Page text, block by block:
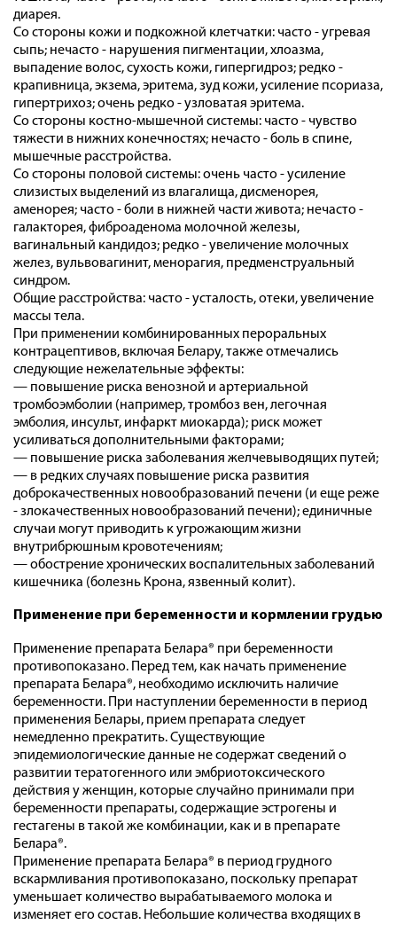
диарея.
Со стороны кожи и подкожной клетчатки: часто - угревая
сыпь; нечасто - нарушения пигментации, хлоазма,
выпадение волос, сухость кожи, гипергидроз; редко -
крапивница, экзема, эритема, зуд кожи, усиление псориаза,
гипертрихоз; очень редко - узловатая эритема.
Со стороны костно-мышечной системы: часто - чувство
тяжести в нижних конечностях; нечасто - боль в спине,
мышечные расстройства.
Со стороны половой системы: очень часто - усиление
слизистых выделений из влагалища, дисменорея,
аменорея; часто - боли в нижней части живота; нечасто -
галакторея, фиброаденома молочной железы,
вагинальный кандидоз; редко - увеличение молочных
желез, вульвовагинит, менорагия, предменструальный
синдром.
Общие расстройства: часто - усталость, отеки, увеличение
массы тела.
При применении комбинированных пероральных
контрацептивов, включая Белару, также отмечались
следующие нежелательные эффекты:
— повышение риска венозной и артериальной
тромбоэмболии (например, тромбоз вен, легочная
эмболия, инсульт, инфаркт миокарда); риск может
усиливаться дополнительными факторами;
— повышение риска заболевания желчевыводящих путей;
— в редких случаях повышение риска развития
доброкачественных новообразований печени (и еще реже
- злокачественных новообразований печени); единичные
случаи могут приводить к угрожающим жизни
внутрибрюшным кровотечениям;
— обострение хронических воспалительных заболеваний
кишечника (болезнь Крона, язвенный колит).
Применение при беременности и кормлении грудью
Применение препарата Белара® при беременности
противопоказано. Перед тем, как начать применение
препарата Белара®, необходимо исключить наличие
беременности. При наступлении беременности в период
применения Белары, прием препарата следует
немедленно прекратить. Существующие
эпидемиологические данные не содержат сведений о
развитии тератогенного или эмбриотоксического
действия у женщин, которые случайно принимали при
беременности препараты, содержащие эстрогены и
гестагены в такой же комбинации, как и в препарате
Белара®.
Применение препарата Белара® в период грудного
вскармливания противопоказано, поскольку препарат
уменьшает количество вырабатываемого молока и
изменяет его состав. Небольшие количества входящих в